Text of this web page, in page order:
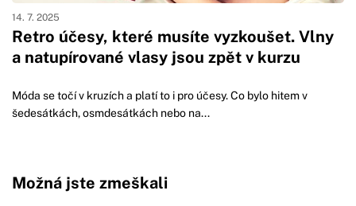
Retro účesy, které musíte vyzkoušet. Vlny
a natupírované vlasy jsou zpět v kurzu
14. 7. 2025
Móda se točí v kruzích a platí to i pro účesy. Co bylo hitem v
šedesátkách, osmdesátkách nebo na...
Možná jste zmeškali